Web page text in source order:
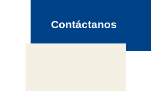
Contáctanos